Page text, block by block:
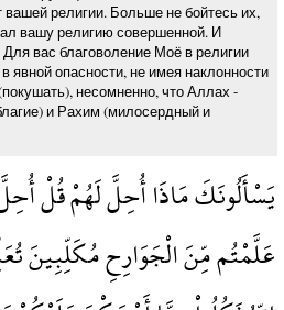
вашей религии. Больше не бойтесь их,
вашу религию совершенной. И
вас благоволение Моё в религии
явной опасности, не имея наклонности
несомненно, что Аллах -
и Рахим (милосердный и
يَسْأَلُونَكَ مَاذَا أُحِلَّ لَهُمْ قُلْ
عَلَّمْتُم مِّنَ الْجَوَارِحِ مُكَلِّبِينَ